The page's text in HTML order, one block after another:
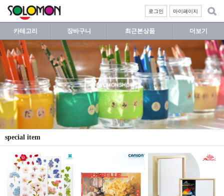
마이페이지
로그인
카테고리 장바구니 최근본상품 더보기
special item